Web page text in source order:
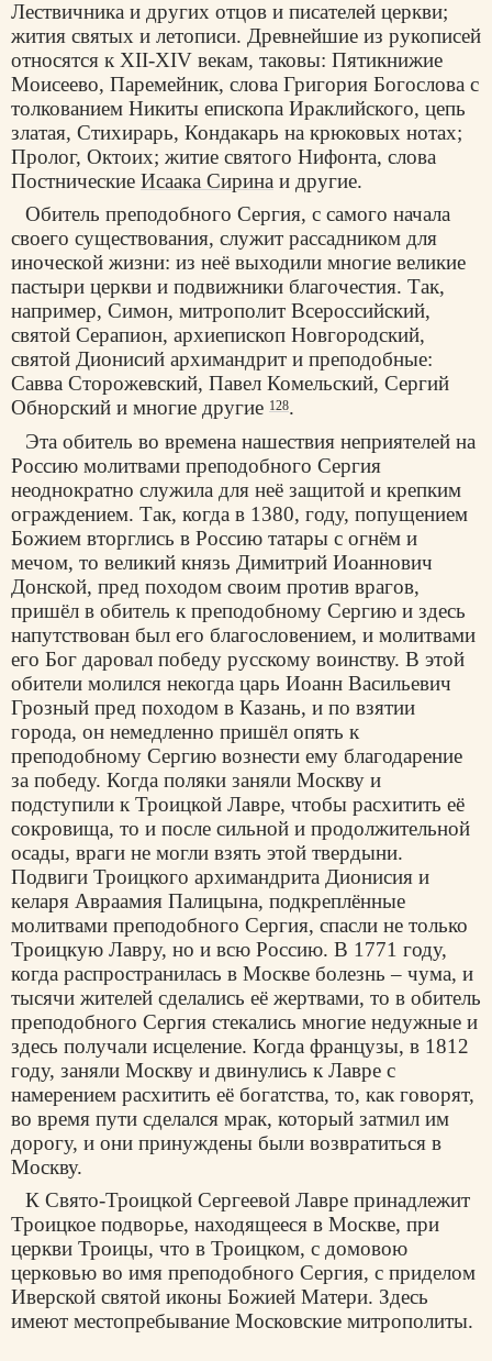
Лествичника и других отцов и писателей церкви;
жития святых и летописи. Древнейшие из рукописей
относятся к XII-XIV векам, таковы: Пятикнижие
Моисеево, Паремейник, слова Григория Богослова с
толкованием Никиты епископа Ираклийского, цепь
златая, Стихирарь, Кондакарь на крюковых нотах;
Пролог, Октоих; житие святого Нифонта, слова
Постнические Исаака Сирина и другие.
Обитель преподобного Сергия, с самого начала
своего существования, служит рассадником для
иноческой жизни: из неё выходили многие великие
пастыри церкви и подвижники благочестия. Так,
например, Симон, митрополит Всероссийский,
святой Серапион, архиепископ Новгородский,
святой Дионисий архимандрит и преподобные:
Савва Сторожевский, Павел Комельский, Сергий
Обнорский и многие другие 128.
Эта обитель во времена нашествия неприятелей на
Россию молитвами преподобного Сергия
неоднократно служила для неё защитой и крепким
ограждением. Так, когда в 1380, году, попущением
Божием вторглись в Россию татары с огнём и
мечом, то великий князь Димитрий Иоаннович
Донской, пред походом своим против врагов,
пришёл в обитель к преподобному Сергию и здесь
напутствован был его благословением, и молитвами
его Бог даровал победу русскому воинству. В этой
обители молился некогда царь Иоанн Васильевич
Грозный пред походом в Казань, и по взятии
города, он немедленно пришёл опять к
преподобному Сергию вознести ему благодарение
за победу. Когда поляки заняли Москву и
подступили к Троицкой Лавре, чтобы расхитить её
сокровища, то и после сильной и продолжительной
осады, враги не могли взять этой твердыни.
Подвиги Троицкого архимандрита Дионисия и
келаря Авраамия Палицына, подкреплённые
молитвами преподобного Сергия, спасли не только
Троицкую Лавру, но и всю Россию. В 1771 году,
когда распространилась в Москве болезнь – чума, и
тысячи жителей сделались её жертвами, то в обитель
преподобного Сергия стекались многие недужные и
здесь получали исцеление. Когда французы, в 1812
году, заняли Москву и двинулись к Лавре с
намерением расхитить её богатства, то, как говорят,
во время пути сделался мрак, который затмил им
дорогу, и они принуждены были возвратиться в
Москву.
К Свято-Троицкой Сергеевой Лавре принадлежит
Троицкое подворье, находящееся в Москве, при
церкви Троицы, что в Троицком, с домовою
церковью во имя преподобного Сергия, с приделом
Иверской святой иконы Божией Матери. Здесь
имеют местопребывание Московские митрополиты.